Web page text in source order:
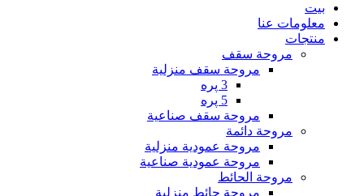
بيت
معلومات عنا
منتجات
مروحة سقف
مروحة سقف منزلية
3 پره
5 پره
مروحة سقف صناعية
مروحة دائمة
مروحة عمودية منزلية
مروحة عمودية صناعية
مروحة الحائط
مروحة حائط منزلية